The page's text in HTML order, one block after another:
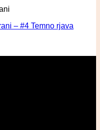
– #4 Temno rjava